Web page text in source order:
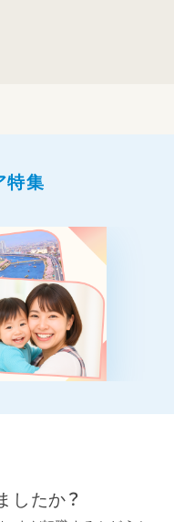
特集
したか？